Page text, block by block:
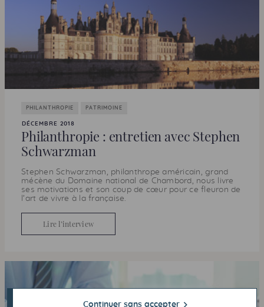
PHILANTHROPIE PATRIMOINE
DÉCEMBRE 2018
Philanthropie : entretien avec Stephen
Schwarzman
Stephen Schwarzman, philanthrope américain, grand
mécène du Domaine national de Chambord, nous livre
ses motivations et son coup de cœur pour ce fleuron de
l’art de vivre à la française.
Lire l’interview
Continuer sans accepter